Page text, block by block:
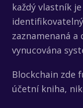
každý vlastník
zaznamenaná
vynucována
Blockchain zde
účetní kniha,